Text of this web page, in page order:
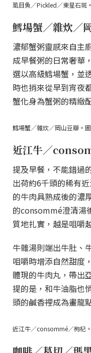
虱目魚／Pickled／東星石斑
鱈場蟹／雜炊／
濃郁蟹粥靈感來自主
成早餐粥的日常奢華
選以高級鱈場蟹，並
時也捎來從早到宵夜
蟹化身為蟹粥的精緻
鱈場蟹／雜炊／岡山豆瓣。
近江牛／
提及早餐，不能錯過
出荷約6千頭的稀有
的牛肉具熟成後的濃
的consommé澄清湯
質地扎實，越是咀嚼
牛雜湯則端出牛肚、
咀嚼時增添自然甜度
體現的牛肉丸，帶出
提的是，和牛油脂也
頭的鹹香裡成為畫龍
近江牛／consommé／枸杞